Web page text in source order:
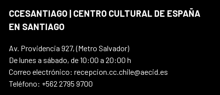
CCESANTIAGO | CENTRO CULTURAL DE ESPAÑA
EN SANTIAGO
Av. Providencia 927, (Metro Salvador)
De lunes a sábado, de 10:00 a 20:00 h
Correo electrónico: recepcion.cc.chile@aecid.es
Teléfono: +562 2795 9700